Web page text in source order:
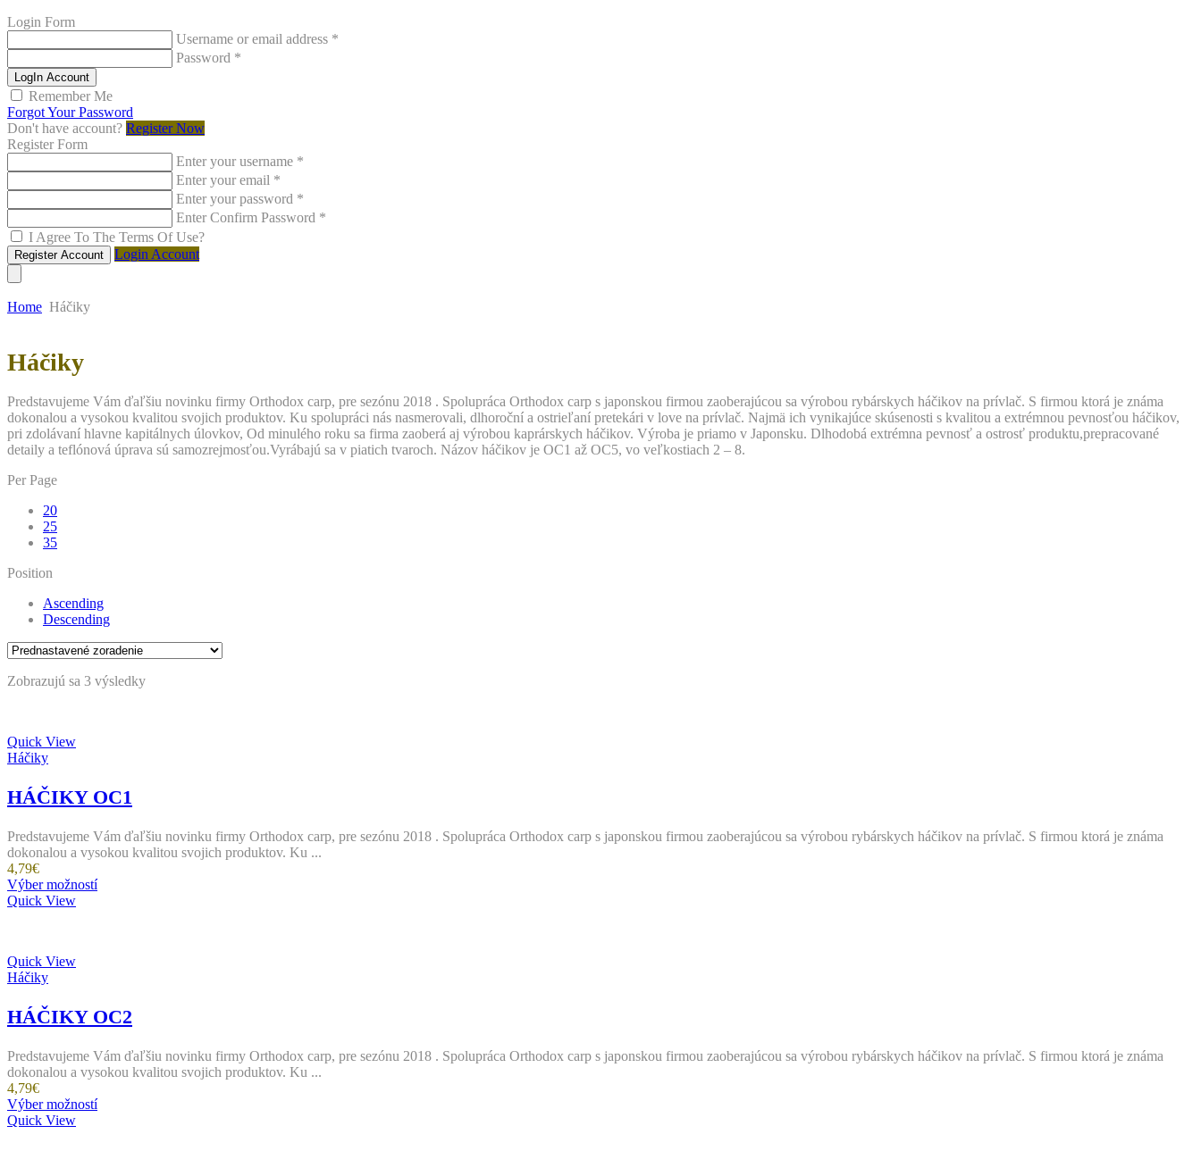
Login Form
Username or email address *
Password *
LogIn Account
Remember Me
Forgot Your Password
Don't have account? Register Now
Register Form
Enter your username *
Enter your email *
Enter your password *
Enter Confirm Password *
I Agree To The Terms Of Use?
Register Account Login Account
Home Háčiky
Skip
to
Háčiky
Predstavujeme Vám ďaľšiu novinku firmy Orthodox carp, pre sezónu 2018 . Spolupráca Orthodox carp s japonskou firmou zaoberajúcou sa výrobou rybárskych háčikov na prívlač. S firmou ktorá je známa
dokonalou a vysokou kvalitou svojich produktov. Ku spolupráci nás nasmerovali, dlhoroční a ostrieľaní pretekári v love na prívlač. Najmä ich vynikajúce skúsenosti s kvalitou a extrémnou pevnosťou háčikov,
pri zdolávaní hlavne kapitálnych úlovkov, Od minulého roku sa firma zaoberá aj výrobou kaprárskych háčikov. Výroba je priamo v Japonsku. Dlhodobá extrémna pevnosť a ostrosť produktu,prepracované
detaily a teflónová úprava sú samozrejmosťou.Vyrábajú sa v piatich tvaroch. Názov háčikov je OC1 až OC5, vo veľkostiach 2 – 8.
Per Page
20
25
35
Position
Ascending
Descending
Zobrazujú sa 3 výsledky
Quick View
Háčiky
HÁČIKY OC1
Predstavujeme Vám ďaľšiu novinku firmy Orthodox carp, pre sezónu 2018 . Spolupráca Orthodox carp s japonskou firmou zaoberajúcou sa výrobou rybárskych háčikov na prívlač. S firmou ktorá je známa
dokonalou a vysokou kvalitou svojich produktov. Ku ...
4,79€
Výber možnostíTento
vybrať
na
produktu.
Quick View
Quick View
Háčiky
HÁČIKY OC2
Predstavujeme Vám ďaľšiu novinku firmy Orthodox carp, pre sezónu 2018 . Spolupráca Orthodox carp s japonskou firmou zaoberajúcou sa výrobou rybárskych háčikov na prívlač. S firmou ktorá je známa
dokonalou a vysokou kvalitou svojich produktov. Ku ...
4,79€
Výber možnostíTento
Quick View